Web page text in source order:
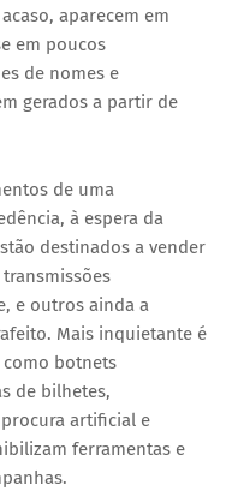
aparecem em
em poucos
de nomes e
gerados a partir de
de uma
à espera da
destinados a vender
e outros ainda a
Mais inquietante é
como botnets
de bilhetes,
artificial e
ferramentas e